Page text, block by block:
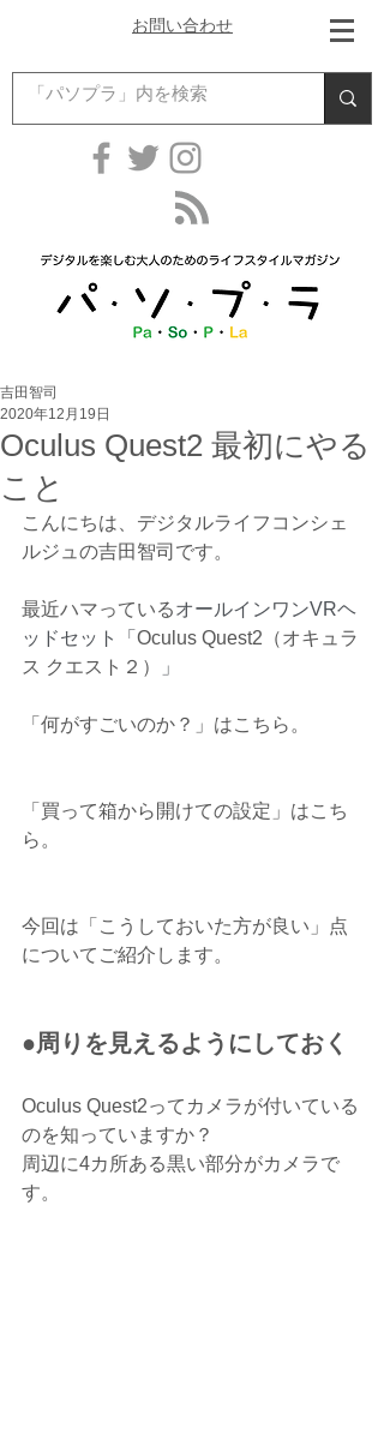
お問い合わせ
Oculus Quest2 最初にやる
こと
吉田智司
2020年12月19日
こんにちは、デジタルライフコンシェ
ルジュの吉田智司です。
最近ハマっているオールインワンVRヘ
ッドセット「 Oculus Quest2（オキュラ
ス クエスト２）
」
「何がすごいのか？」はこちら。
「買って箱から開けての設定」はこち
ら。
今回は「こうしておいた方が良い」点
についてご紹介します。
●周りを見えるようにしておく
Oculus Quest2ってカメラが付いている
のを知っていますか？
周辺に4カ所ある黒い部分がカメラで
す。